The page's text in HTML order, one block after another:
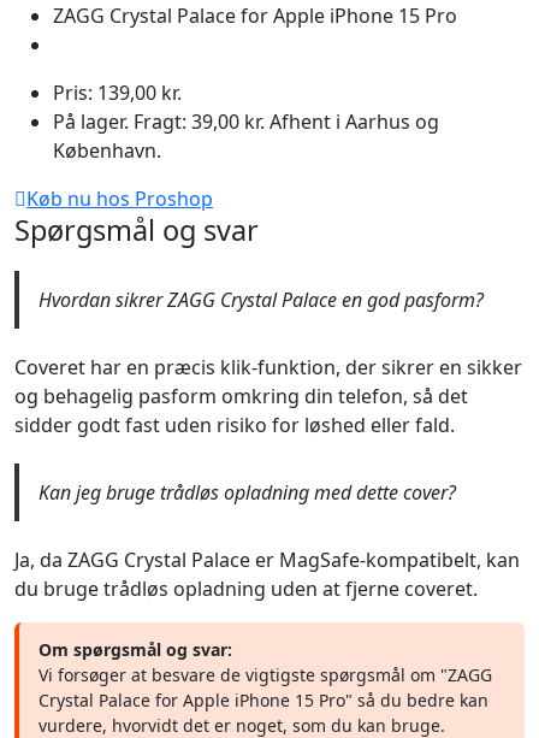
ZAGG Crystal Palace for Apple iPhone 15 Pro
Pris: 139,00 kr.
På lager. Fragt: 39,00 kr. Afhent i Aarhus og
København.
Køb nu hos Proshop
Spørgsmål og svar
Hvordan sikrer ZAGG Crystal Palace en god pasform?
Coveret har en præcis klik-funktion, der sikrer en sikker
og behagelig pasform omkring din telefon, så det
sidder godt fast uden risiko for løshed eller fald.
Kan jeg bruge trådløs opladning med dette cover?
Ja, da ZAGG Crystal Palace er MagSafe-kompatibelt, kan
du bruge trådløs opladning uden at fjerne coveret.
Om spørgsmål og svar:
Vi forsøger at besvare de vigtigste spørgsmål om "ZAGG
Crystal Palace for Apple iPhone 15 Pro" så du bedre kan
vurdere, hvorvidt det er noget, som du kan bruge.